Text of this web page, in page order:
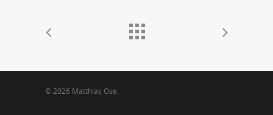
© 2026 Matthias Ose.